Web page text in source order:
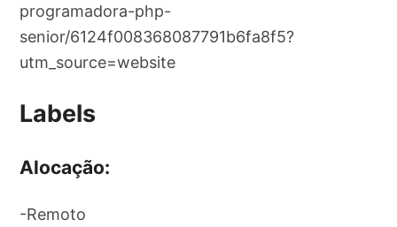
programadora-php-
senior/6124f008368087791b6fa8f5?
utm_source=website
Labels
Alocação:
-Remoto